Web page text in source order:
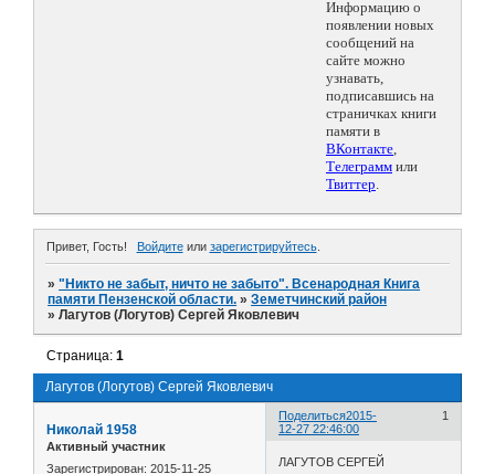
Информацию о
появлении новых
сообщений на
сайте можно
узнавать,
подписавшись на
страничках книги
памяти в
ВКонтакте,
Телеграмм или
Твиттер.
Привет, Гость! Войдитеили зарегистрируйтесь.
»"Никто не забыт, ничто не забыто". Всенародная Книга
памяти Пензенской области. »Земетчинский район
»Лагутов (Логутов) Сергей Яковлевич
Лагутов (Логутов) Сергей Яковлевич
Страница:1
Поделиться 1
2015-
12-27 22:46:00
Николай 1958
Активный участник
Зарегистрирован: 2015-11-25
ЛАГУТОВ СЕРГЕЙ